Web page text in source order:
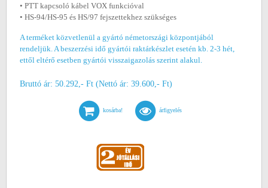
• PTT kapcsoló kábel VOX funkcióval
• HS-94/HS-95 és HS/97 fejszettekhez szükséges
A terméket közvetlenül a gyártó németországi központjából
rendeljük. A beszerzési idő gyártói raktárkészlet esetén kb. 2-3 hét,
ettől eltérő esetben gyártói visszaigazolás szerint alakul.
Bruttó ár: 50.292,- Ft (Nettó ár: 39.600,- Ft)
kosárba! árfigyelés